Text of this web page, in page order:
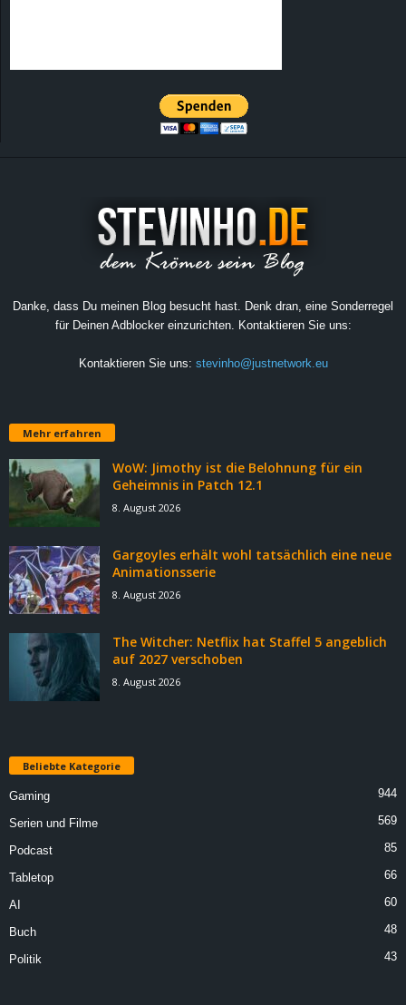
Danke, dass Du meinen Blog besucht hast. Denk dran, eine Sonderregel
für Deinen Adblocker einzurichten. Kontaktieren Sie uns:
Kontaktieren Sie uns: stevinho@justnetwork.eu
Mehr erfahren
WoW: Jimothy ist die Belohnung für ein
Geheimnis in Patch 12.1
8. August 2026
Gargoyles erhält wohl tatsächlich eine neue
Animationsserie
8. August 2026
The Witcher: Netflix hat Staffel 5 angeblich
auf 2027 verschoben
8. August 2026
Beliebte Kategorie
Gaming 944
Serien und Filme 569
Podcast 85
Tabletop 66
AI 60
Buch 48
Politik 43